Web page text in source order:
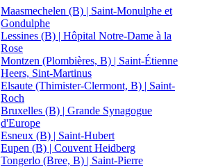
Maasmechelen (B) | Saint-Monulphe et
Gondulphe
Lessines (B) | Hôpital Notre-Dame à la
Rose
Montzen (Plombières, B) | Saint-Étienne
Heers, Sint-Martinus
Elsaute (Thimister-Clermont, B) | Saint-
Roch
Bruxelles (B) | Grande Synagogue
d'Europe
Esneux (B) | Saint-Hubert
Eupen (B) | Couvent Heidberg
Tongerlo (Bree, B) | Saint-Pierre